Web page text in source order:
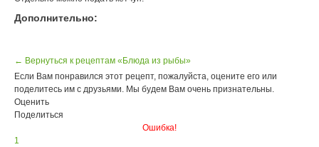
Дополнительно:
← Вернуться к рецептам «Блюда из рыбы»
Если Вам понравился этот рецепт, пожалуйста, оцените его или
поделитесь им с друзьями. Мы будем Вам очень признательны.
Оценить
Поделиться
Ошибка!
1